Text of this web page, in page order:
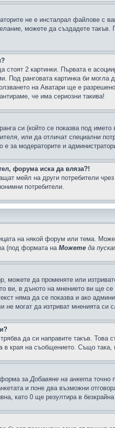
не е инсталрал файлове
можете да създадете
стоят 2 картинки. Първата е
ранговата картинка би могла
на Аватари ще е
че има сериозни такива!
си (който се показва под
или да отличат специални
за модераторите и
форума иска да вляза?!
мейл на други потребители
потребители.
на някой форум или тема.
(под формата на Можете да
можете да променяте или
ви, в дъното на мнението ви ще
няма да се показва и ако
не могат да изтриват мненията си
да си направите такъв.
в края на съобщението. Също
форма заДобавяне на анкета точно
и поне два възможни
като 0 ще резултира в